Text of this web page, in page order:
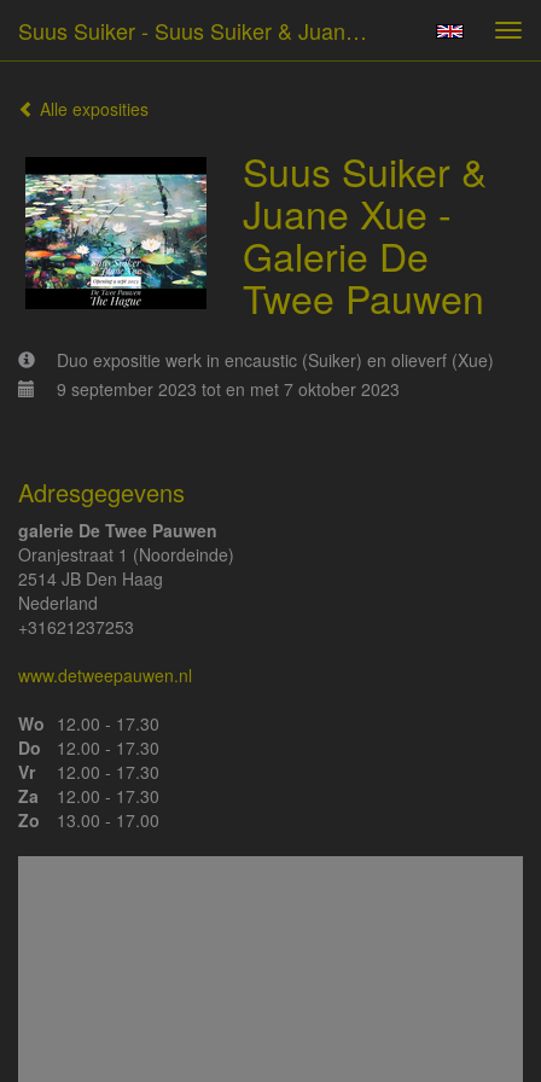
Suus Suiker - Suus Suiker & Juane Xue - Galerie De Twee Pauwen
Alle exposities
Suus Suiker &
Juane Xue -
Galerie De
Twee Pauwen
Duo expositie werk in encaustic (Suiker) en olieverf (Xue)
9 september 2023 tot en met 7 oktober 2023
Adresgegevens
galerie De Twee Pauwen
Oranjestraat 1 (Noordeinde)
2514 JB Den Haag
Nederland
+31621237253
www.detweepauwen.nl
Wo 12.00 - 17.30
Do
12.00 - 17.30
Vr
12.00 - 17.30
Za
12.00 - 17.30
Zo
13.00 - 17.00